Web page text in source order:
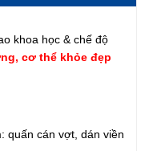
khoa học & chế độ
cơ thể khỏe đẹp
quấn cán vợt, dán viền